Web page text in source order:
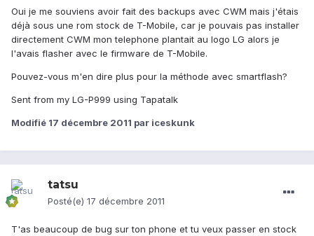
Oui je me souviens avoir fait des backups avec CWM mais j'étais
déjà sous une rom stock de T-Mobile, car je pouvais pas installer
directement CWM mon telephone plantait au logo LG alors je
l'avais flasher avec le firmware de T-Mobile.
Pouvez-vous m'en dire plus pour la méthode avec smartflash?
Sent from my LG-P999 using Tapatalk
Modifié 17 décembre 2011 par iceskunk
tatsu
Posté(e) 17 décembre 2011
T'as beaucoup de bug sur ton phone et tu veux passer en stock